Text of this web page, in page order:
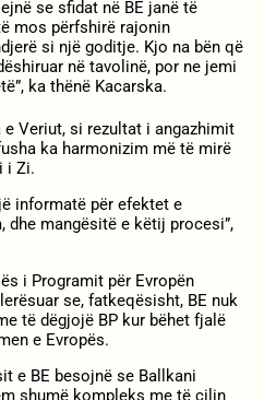
se sfidat në BE janë të
mos përfshirë rajonin
si një goditje. Kjo na bën që
në tavolinë, por ne jemi
ka thënë Kacarska.
Veriut, si rezultat i angazhimit
ka harmonizim më të mirë
i Zi.
informatë për efektet e
mangësitë e këtij procesi”,
i Programit për Evropën
se, fatkeqësisht, BE nuk
të dëgjojë BP kur bëhet fjalë
e Evropës.
e BE besojnë se Ballkani
shumë kompleks me të cilin